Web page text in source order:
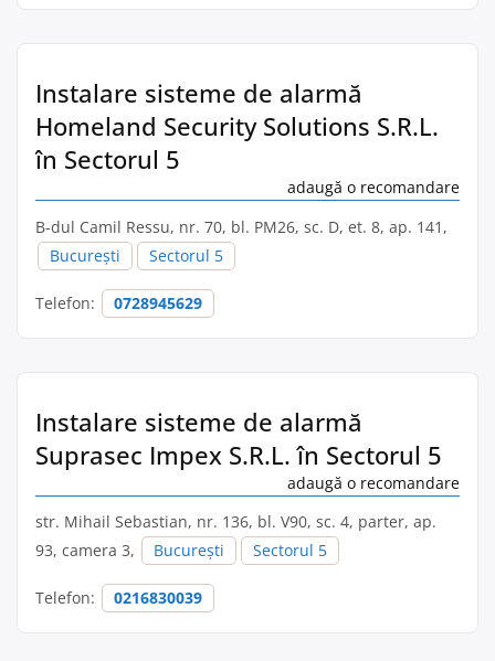
Instalare sisteme de alarmă
Homeland Security Solutions S.R.L.
în Sectorul 5
adaugă o recomandare
B-dul Camil Ressu, nr. 70, bl. PM26, sc. D, et. 8, ap. 141,
București
Sectorul 5
Telefon: 0728945629
Instalare sisteme de alarmă
Suprasec Impex S.R.L. în Sectorul 5
adaugă o recomandare
str. Mihail Sebastian, nr. 136, bl. V90, sc. 4, parter, ap.
93, camera 3,
București Sectorul 5
Telefon: 0216830039